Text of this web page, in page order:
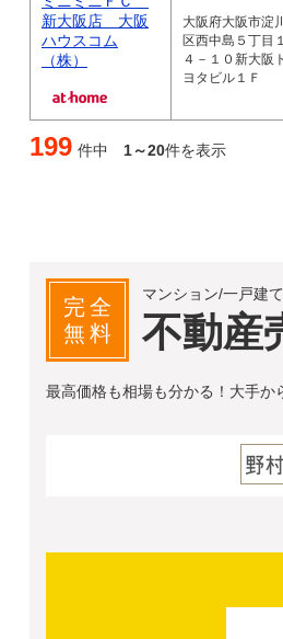
新大阪店 大阪
ハウスコム
（株）
大阪府大阪市淀川
区西中島５丁目１
４－１０新大阪ト
ヨタビル１Ｆ
199 件中 1～20件を表示
完全
無料
マンション/一戸建
不動産
最高価格も相場も分かる！大手か